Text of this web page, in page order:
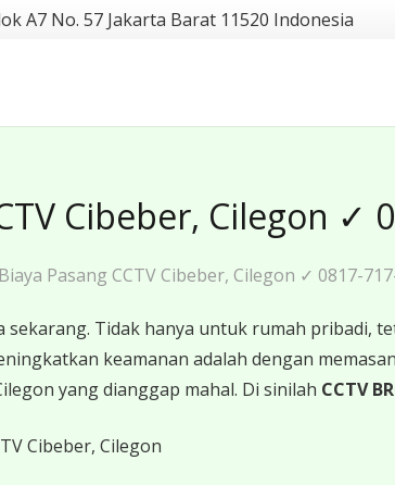
A7 No. 57 Jakarta Barat 11520 Indonesia
Cibeber, Cilegon ✓
Biaya Pasang CCTV Cibeber, Cilegon ✓ 0817-
sekarang. Tidak hanya untuk rumah pribadi,
keamanan adalah dengan
yang dianggap mahal. Di sinilah CCTV